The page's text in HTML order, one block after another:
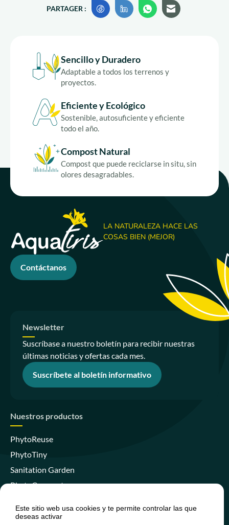
PARTAGER :
Sencillo y Duradero
Adaptable a todos los terrenos y
proyectos.
Eficiente y Ecológico
Sostenible, autosuficiente y eficiente
todo el año.
Compost Natural
Compost que puede reciclarse in situ, sin
olores desagradables.
LA NATURALEZA HACE LAS
COSAS BIEN (MEJOR)
Contáctanos
Newsletter
Suscríbase a nuestro boletín para recibir nuestras
últimas noticias y ofertas cada mes.
Suscríbete al boletín informativo
Nuestros productos
PhytoReuse
PhytoTiny
Sanitation Garden
PhytoCompact
Skywater Clear
Este sitio web usa cookies y te permite controlar las que
deseas activar